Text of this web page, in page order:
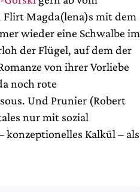
Magda(lena)s mit dem
wieder eine Schwalbe im
der Flügel, auf dem der
von ihrer Vorliebe
noch rote
Und Prunier (Robert
nur mit sozial
Kalkül – als